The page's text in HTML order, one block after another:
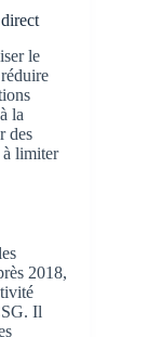
le
la
des
à limiter
2018,
Il